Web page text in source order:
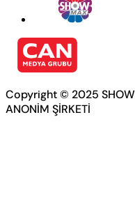
Copyright © 2025
ANONİM ŞİRKETİ